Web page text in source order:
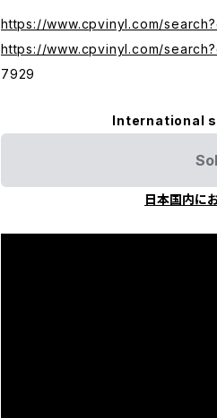
https://www.cpvinyl.com/
https://www.cpvinyl.com/
7929
International
日本国内に